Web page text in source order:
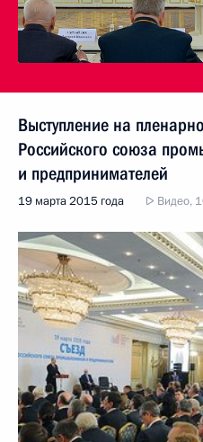
Выступление на
Российского союза
и предпринимателей
19 марта 2015 года Видео,